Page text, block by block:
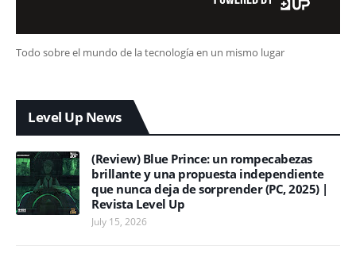
Todo sobre el mundo de la tecnología en un mismo lugar
Level Up News
(Review) Blue Prince: un rompecabezas
brillante y una propuesta independiente
que nunca deja de sorprender (PC, 2025) |
Revista Level Up
July 15, 2026